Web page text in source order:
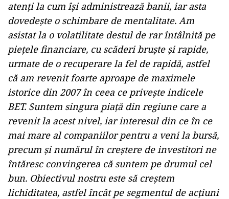
atenți la cum își administrează banii, iar asta
dovedește o schimbare de mentalitate. Am
asistat la o volatilitate destul de rar întâlnită pe
piețele financiare, cu scăderi bruște și rapide,
urmate de o recuperare la fel de rapidă, astfel
că am revenit foarte aproape de maximele
istorice din 2007 în ceea ce privește indicele
BET. Suntem singura piață din regiune care a
revenit la acest nivel, iar interesul din ce în ce
mai mare al companiilor pentru a veni la bursă,
precum și numărul în creștere de investitori ne
întăresc convingerea că suntem pe drumul cel
bun. Obiectivul nostru este să creștem
lichiditatea, astfel încât pe segmentul de acțiuni